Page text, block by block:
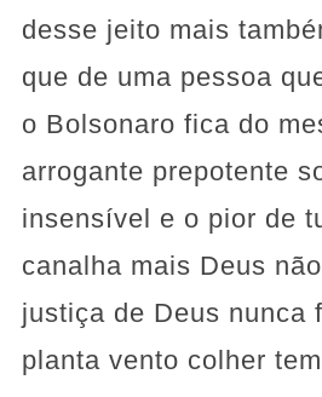
desse jeito mais
que de uma pessoa
o Bolsonaro fica do
arrogante prepotente
insensível e o pior de
canalha mais Deus
justiça de Deus nunca
planta vento colher